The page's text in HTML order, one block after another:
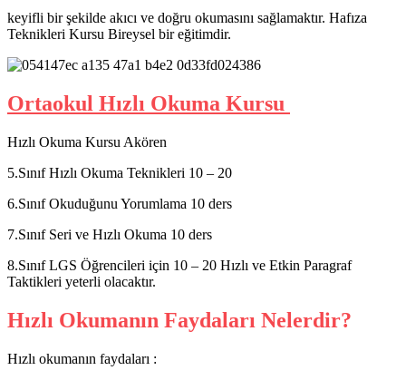
keyifli bir şekilde akıcı ve doğru okumasını sağlamaktır. Hafıza
Teknikleri Kursu Bireysel bir eğitimdir.
Ortaokul Hızlı Okuma Kursu
Hızlı Okuma Kursu Akören
5.Sınıf Hızlı Okuma Teknikleri 10 – 20
6.Sınıf Okuduğunu Yorumlama 10 ders
7.Sınıf Seri ve Hızlı Okuma 10 ders
8.Sınıf LGS Öğrencileri için 10 – 20 Hızlı ve Etkin Paragraf
Taktikleri yeterli olacaktır.
Hızlı Okumanın Faydaları Nelerdir?
Hızlı okumanın faydaları :